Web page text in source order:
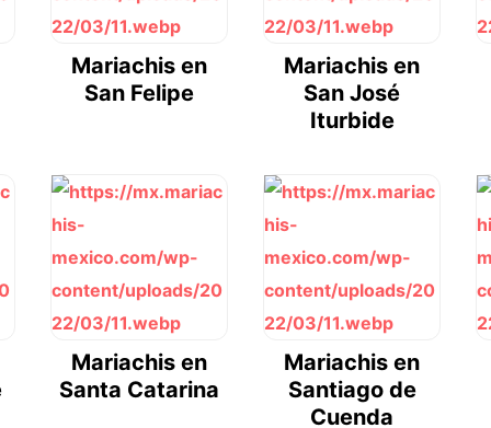
Mariachis en
San Felipe
Mariachis en
San José
Iturbide
Mariachis en
Santa Catarina
Mariachis en
Santiago de
Cuenda